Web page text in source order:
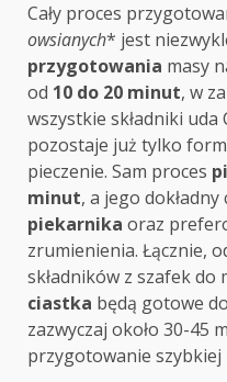
Cały proces
owsianych* jest
przygotowania masy
od 10 do 20 minut, w
wszystkie składniki uda
pozostaje już tylko
pieczenie. Sam proces
minut, a jego
piekarnika oraz
zrumienienia. Łącznie,
składników z szafek
ciastka będą gotowe
zazwyczaj około 30-45
przygotowanie